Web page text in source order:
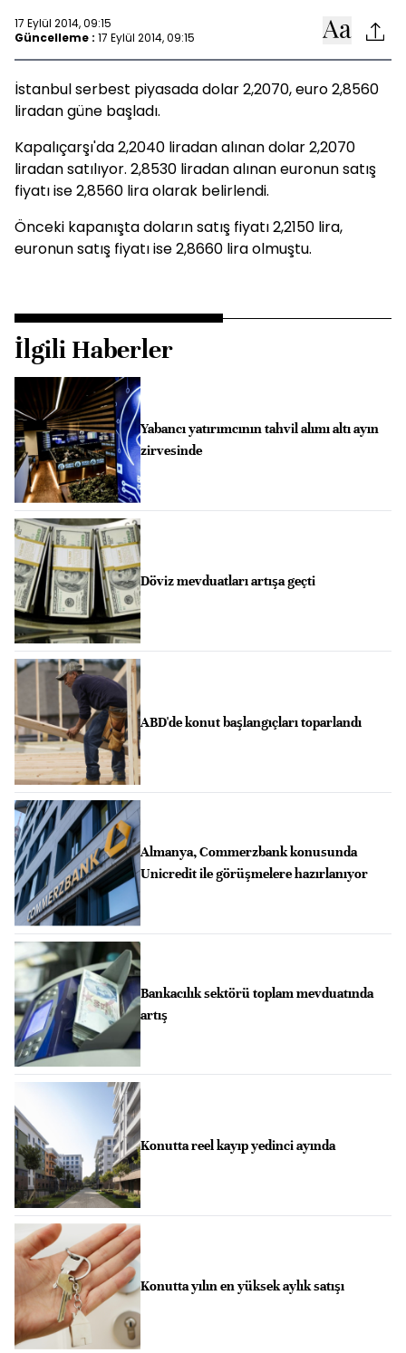
17 Eylül 2014, 09:15
Güncelleme : 17 Eylül 2014, 09:15
İstanbul serbest piyasada dolar 2,2070, euro 2,8560
liradan güne başladı.
Kapalıçarşı'da 2,2040 liradan alınan dolar 2,2070
liradan satılıyor. 2,8530 liradan alınan euronun satış
fiyatı ise 2,8560 lira olarak belirlendi.
Önceki kapanışta doların satış fiyatı 2,2150 lira,
euronun satış fiyatı ise 2,8660 lira olmuştu.
İlgili Haberler
Yabancı yatırımcının tahvil alımı altı ayın
zirvesinde
Döviz mevduatları artışa geçti
ABD'de konut başlangıçları toparlandı
Almanya, Commerzbank konusunda
Unicredit ile görüşmelere hazırlanıyor
Bankacılık sektörü toplam mevduatında
artış
Konutta reel kayıp yedinci ayında
Konutta yılın en yüksek aylık satışı